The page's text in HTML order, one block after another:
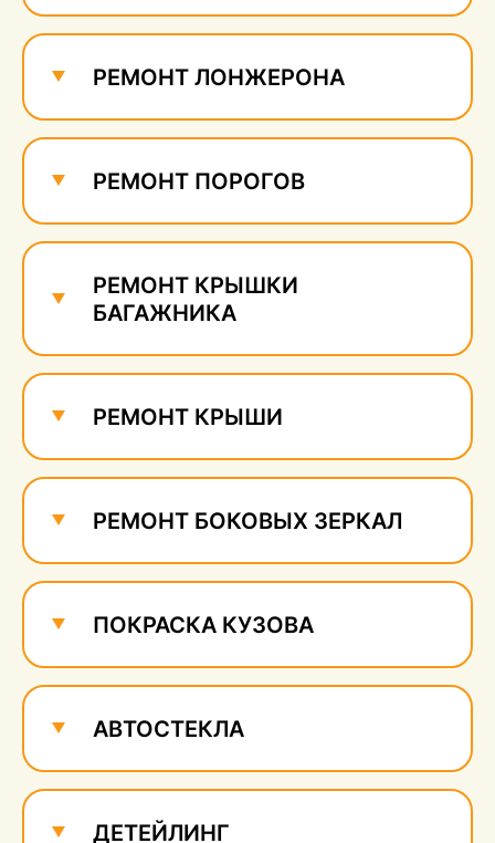
Ремонт и удаление
РЕМОНТ ЛОНЖЕРОНА
РЕМОНТ ПОРОГОВ
РЕМОНТ КРЫШКИ
БАГАЖНИКА
РЕМОНТ КРЫШИ
РЕМОНТ БОКОВЫХ ЗЕРКАЛ
ПОКРАСКА КУЗОВА
АВТОСТЕКЛА
ДЕТЕЙЛИНГ